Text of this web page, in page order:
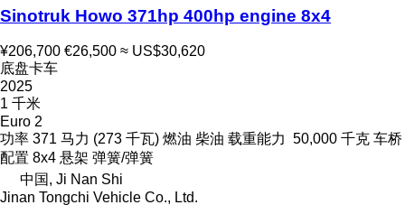
Sinotruk Howo 371hp 400hp engine 8x4
¥206,700 €26,500 ≈ US$30,620
底盘卡车
2025
1 千米
Euro 2
功率 371 马力 (273 千瓦) 燃油 柴油 载重能力 50,000 千克 车桥
配置 8x4 悬架 弹簧/弹簧
中国, Ji Nan Shi
Jinan Tongchi Vehicle Co., Ltd.